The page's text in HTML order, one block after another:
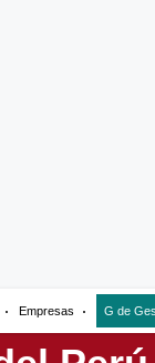
Empresas G de